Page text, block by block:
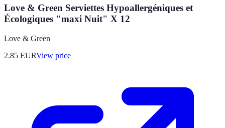
Love & Green Serviettes Hypoallergéniques et
Écologiques "maxi Nuit" X 12
Love & Green
2.85 EURView price